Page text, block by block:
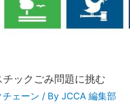
ックごみ問題に挑む
チェーン / By JCCA 編集部